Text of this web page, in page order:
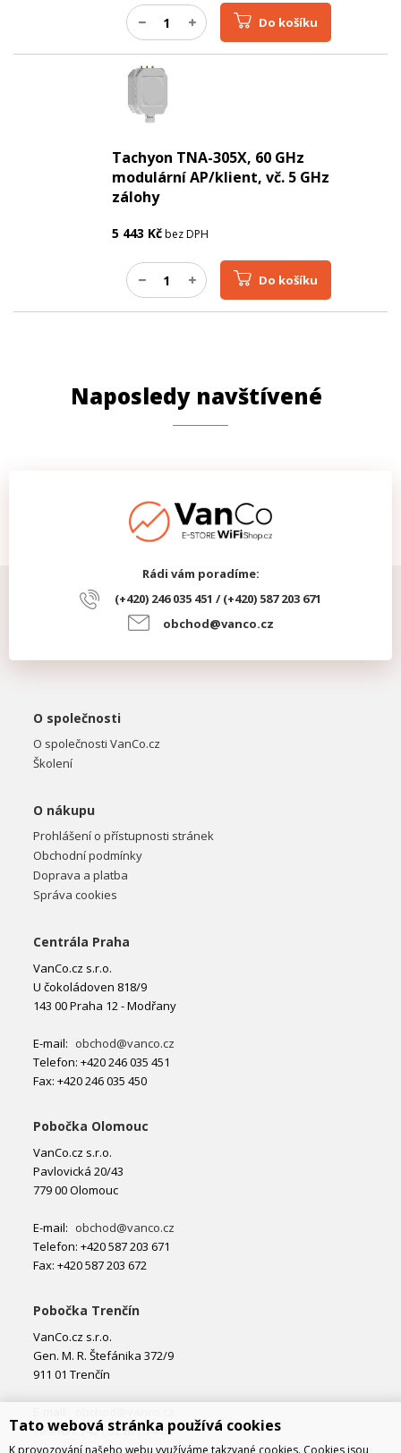
Do košíku
Tachyon TNA-305X, 60 GHz
modulární AP/klient, vč. 5 GHz
zálohy
5 443 Kčbez DPH
Do košíku
Naposledy navštívené
Rádi vám poradíme:
(+420) 246 035 451 / (+420) 587 203 671
obchod@vanco.cz
O společnosti
O společnosti VanCo.cz
Školení
O nákupu
Prohlášení o přístupnosti stránek
Obchodní podmínky
Doprava a platba
Správa cookies
Centrála Praha
VanCo.cz s.r.o.
U čokoládoven 818/9
143 00 Praha 12 - Modřany
E-mail: obchod@vanco.cz
Telefon: +420 246 035 451
Fax: +420 246 035 450
Pobočka Olomouc
VanCo.cz s.r.o.
Pavlovická 20/43
779 00 Olomouc
E-mail: obchod@vanco.cz
Telefon: +420 587 203 671
Fax: +420 587 203 672
Pobočka Trenčín
VanCo.cz s.r.o.
Gen. M. R. Štefánika 372/9
911 01 Trenčín
Telefon: +421 32 877 74 02
Tato webová stránka používá cookies
K provozování našeho webu využíváme takzvané cookies. Cookies jsou